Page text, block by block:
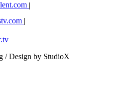
|
|
/ Design by StudioX